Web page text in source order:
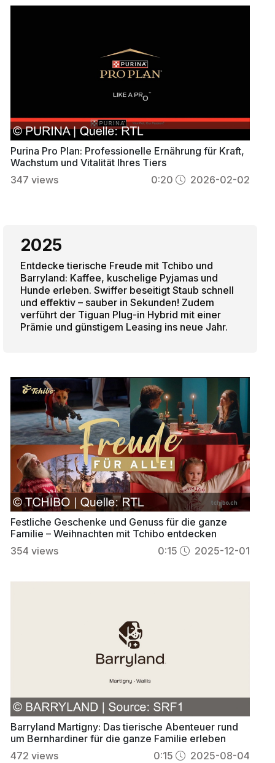
Purina Pro Plan: Professionelle Ernährung für Kraft,
Wachstum und Vitalität Ihres Tiers
347 views 0:20 2026-02-02
2025
Entdecke tierische Freude mit Tchibo und
Barryland: Kaffee, kuschelige Pyjamas und
Hunde erleben. Swiffer beseitigt Staub schnell
und effektiv – sauber in Sekunden! Zudem
verführt der Tiguan Plug-in Hybrid mit einer
Prämie und günstigem Leasing ins neue Jahr.
Festliche Geschenke und Genuss für die ganze
Familie – Weihnachten mit Tchibo entdecken
354 views 0:15 2025-12-01
Barryland Martigny: Das tierische Abenteuer rund
um Bernhardiner für die ganze Familie erleben
472 views 0:15 2025-08-04